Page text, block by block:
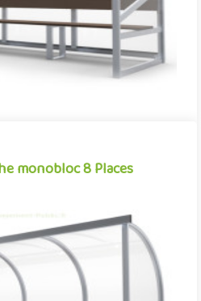
monobloc 8 Places
monobloc 8 Places
le banc de touche est un
l’aménagement des stades et des
terra..